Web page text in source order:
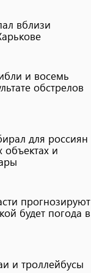
вблизи
и восемь
обстрелов
для россиян
и
прогнозируют
будет погода в
и троллейбусы